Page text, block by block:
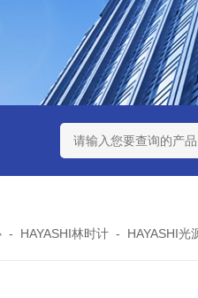
锆陶瓷研磨球 AGB-K-0.4-
- HAYASHI林时计 - HAYASHI光